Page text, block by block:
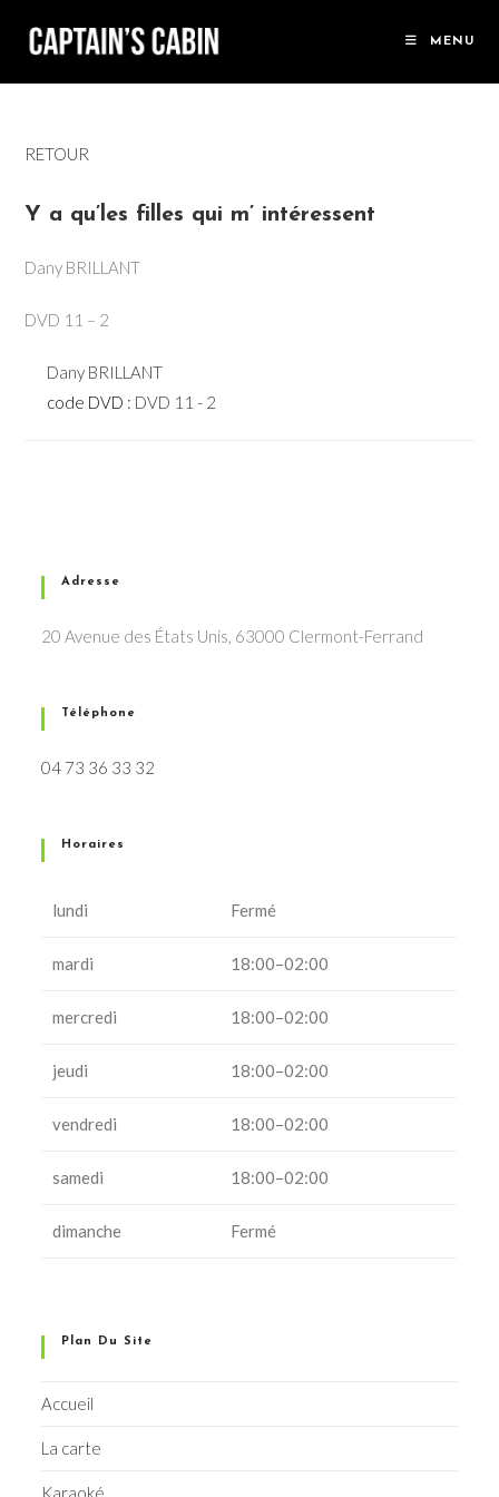
MENU
RETOUR
Y a qu’les filles qui m’ intéressent
Dany BRILLANT
DVD 11 – 2
Dany BRILLANT
code DVD : DVD 11 - 2
Adresse
20 Avenue des États Unis, 63000 Clermont-Ferrand
Téléphone
04 73 36 33 32
Horaires
lundi Fermé
mardi 18:00–02:00
mercredi 18:00–02:00
jeudi 18:00–02:00
vendredi 18:00–02:00
samedi 18:00–02:00
dimanche Fermé
Plan Du Site
Accueil
La carte
Karaoké